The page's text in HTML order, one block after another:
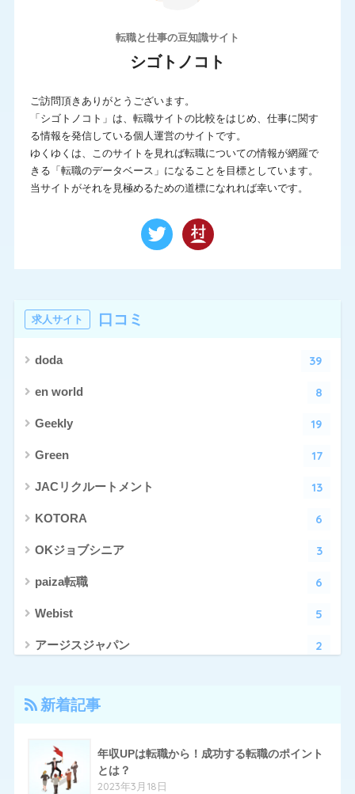
転職と仕事の豆知識サイト
シゴトノコト
ご訪問頂きありがとうございます。
「シゴトノコト」は、転職サイトの比較をはじめ、仕事に関す
る情報を発信している個人運営のサイトです。
ゆくゆくは、このサイトを見れば転職についての情報が網羅で
きる「転職のデータベース」になることを目標としています。
当サイトがそれを見極めるための道標になれれば幸いです。
求人サイト 口コミ
doda 39
en world 8
Geekly 19
Green 17
JACリクルートメント 13
KOTORA 6
OKジョブシニア 3
paiza転職 6
Webist 5
アージスジャパン 2
エン転職
とらばーゆ
新着記事
年収UPは転職から！成功する転職のポイント
とは？
2023年3月18日